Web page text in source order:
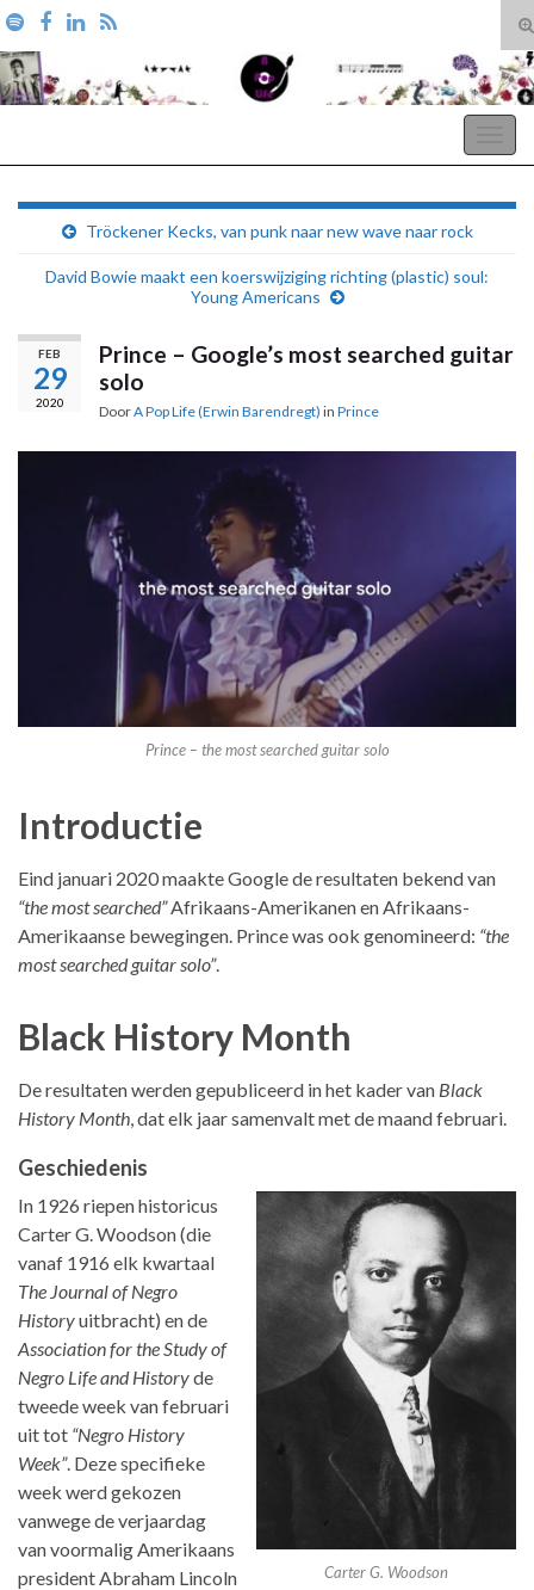
Search for:
Tröckener Kecks, van punk naar new wave naar rock
David Bowie maakt een koerswijziging richting (plastic) soul:
Young Americans
FEB
29
2020
Prince – Google’s most searched guitar
solo
DoorA Pop Life (Erwin Barendregt) in Prince
Prince – the most searched guitar solo
Introductie
Eind januari 2020 maakte Google de resultaten bekend van
“the most searched”Afrikaans-Amerikanen en Afrikaans-
Amerikaanse bewegingen. Prince was ook genomineerd: “the
most searched guitar solo”.
Black History Month
De resultaten werden gepubliceerd in het kader van Black
History Month , dat elk jaar samenvalt met de maand februari.
Geschiedenis
Carter G. Woodson
In 1926 riepen historicus
Carter G. Woodson (die
vanaf 1916 elk kwartaal
The Journal of Negro
Historyuitbracht) en de
Association for the Study of
Negro Life and Historyde
tweede week van februari
uit tot “Negro History
Week”. Deze specifieke
week werd gekozen
vanwege de verjaardag
van voormalig Amerikaans
president Abraham Lincoln